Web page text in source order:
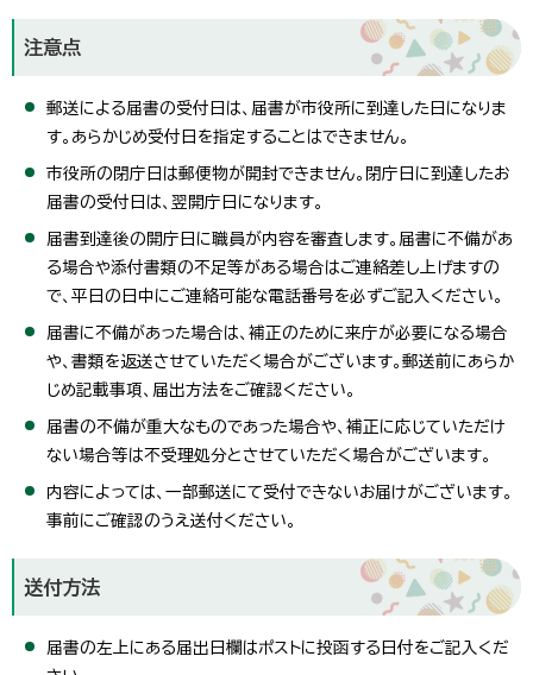
注意点
郵送による届書の受付日は、届書が市役所に到達した日になりま
す。あらかじめ受付日を指定することはできません。
市役所の閉庁日は郵便物が開封できません。閉庁日に到達したお
届書の受付日は、翌開庁日になります。
届書到達後の開庁日に職員が内容を審査します。届書に不備があ
る場合や添付書類の不足等がある場合はご連絡差し上げますの
で、平日の日中にご連絡可能な電話番号を必ずご記入ください。
届書に不備があった場合は、補正のために来庁が必要になる場合
や、書類を返送させていただく場合がございます。郵送前にあらか
じめ記載事項、届出方法をご確認ください。
届書の不備が重大なものであった場合や、補正に応じていただけ
ない場合等は不受理処分とさせていただく場合がございます。
内容によっては、一部郵送にて受付できないお届けがございます。
事前にご確認のうえ送付ください。
送付方法
届書の左上にある届出日欄はポストに投函する日付をご記入くだ